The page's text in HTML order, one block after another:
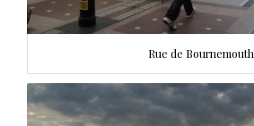
Rue de Bournemouth